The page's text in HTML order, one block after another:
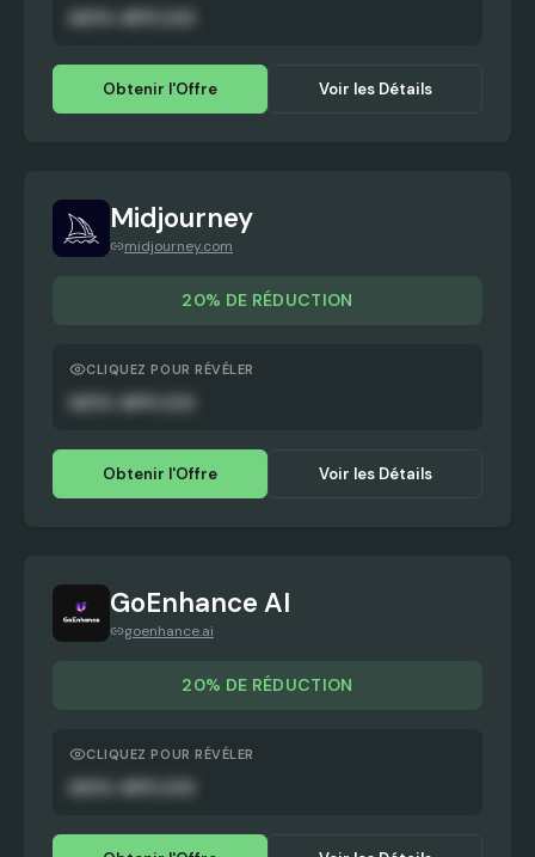
Obtenir l'Offre Voir les Détails
Midjourney
midjourney.com
20% DE RÉDUCTION
CLIQUEZ POUR RÉVÉLER
Obtenir l'Offre Voir les Détails
GoEnhance AI
goenhance.ai
20% DE RÉDUCTION
CLIQUEZ POUR RÉVÉLER